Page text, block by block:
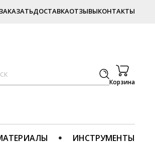
ДОСТАВКАОТЗЫВЫКОНТАКТЫ
Корзина
ИНСТРУМЕНТЫ